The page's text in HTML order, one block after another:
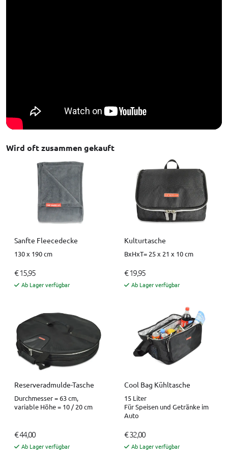
Wird oft zusammen gekauft
Sanfte Fleecedecke
130 x 190 cm
€ 15,95
Ab Lager verfügbar
Kulturtasche
BxHxT= 25 x 21 x 10 cm
€ 19,95
Ab Lager verfügbar
Reserveradmulde-Tasche
Durchmesser = 63 cm,
variable Höhe = 10 / 20 cm
€ 44,00
Ab Lager verfügbar
Cool Bag Kühltasche
15 Liter
Für Speisen und Getränke im
Auto
€ 32,00
Ab Lager verfügbar